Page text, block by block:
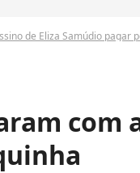
de Eliza Samúdio pagar
com